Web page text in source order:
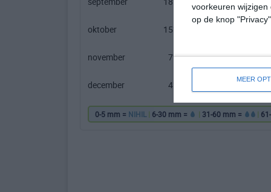
voorkeuren
op de knop
MEER
oktober 15℃
november 7℃ 3℃
december 4℃ -1℃
0-5 mm = NIHIL | 6-30 mm = | 31-60 mm = |